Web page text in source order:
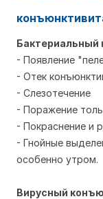
Бактериальный
- Появление
- Отек
- Слезотечение
- Поражение
- Покраснение и
- Гнойные
особенно утром.
Вирусный